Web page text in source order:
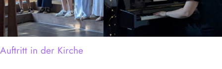
Auftritt in der Kirche